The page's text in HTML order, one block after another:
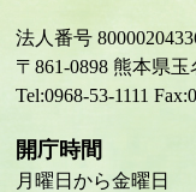
法人番号
〒861-0898 熊本県
Tel:0968-53-1111
開庁時間
月曜日から金曜日